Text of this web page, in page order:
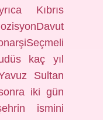
Kıbrıs
kaç yıl
Sultan
iki gün
ismini